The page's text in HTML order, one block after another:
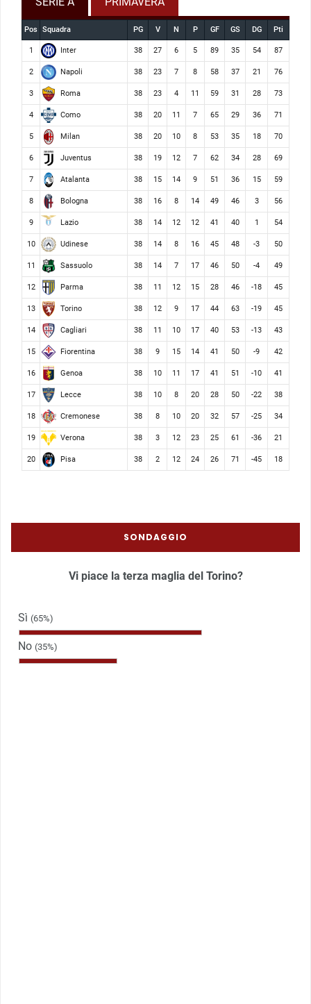
Pos Squadra PG V N P GF GS DG Pti
1 Inter 38 27 6 5 89 35 54 87
2 Napoli 38 23 7 8 58 37 21 76
3 Roma 38 23 4 11 59 31 28 73
4 Como 38 20 11 7 65 29 36 71
5 Milan 38 20 10 8 53 35 18 70
6 Juventus 38 19 12 7 62 34 28 69
7 Atalanta 38 15 14 9 51 36 15 59
8 Bologna 38 16 8 14 49 46 3 56
9 Lazio 38 14 12 12 41 40 1 54
10 Udinese 38 14 8 16 45 48 -3 50
11 Sassuolo 38 14 7 17 46 50 -4 49
12 Parma 38 11 12 15 28 46 -18 45
13 Torino 38 12 9 17 44 63 -19 45
14 Cagliari 38 11 10 17 40 53 -13 43
15 Fiorentina 38 9 15 14 41 50 -9 42
16 Genoa 38 10 11 17 41 51 -10 41
17 Lecce 38 10 8 20 28 50 -22 38
18 Cremonese 38 8 10 20 32 57 -25 34
19 Verona 38 3 12 23 25 61 -36 21
20 Pisa 38 2 12 24 26 71 -45 18
SONDAGGIO
Vi piace la terza maglia del Torino?
Sì (65%)
No (35%)